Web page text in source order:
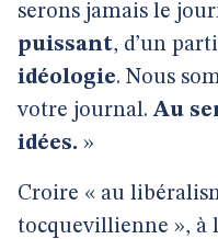
serons jamais le
puissant, d’un
idéologie. Nous
votre journal.Au
idées. »
Croire « au
tocquevillienne », à